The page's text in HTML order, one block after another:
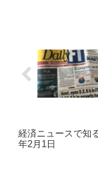
経済ニュースで知
年2月1日